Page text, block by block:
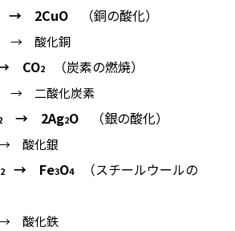
2CuO （銅の酸化）
→ 酸化銅
CO2 （炭素の燃焼）
→ 二酸化炭素
→ 2Ag2O（銀の酸化）
酸化銀
2 → Fe3O4
（スチールウールの
酸化鉄